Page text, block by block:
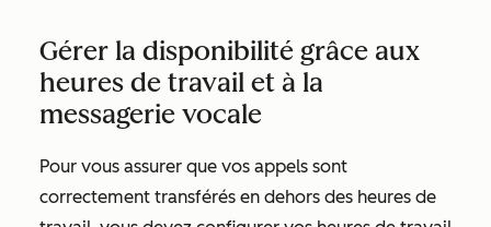
Gérer la disponibilité grâce aux
heures de travail et à la
messagerie vocale
Pour vous assurer que vos appels sont
correctement transférés en dehors des heures de